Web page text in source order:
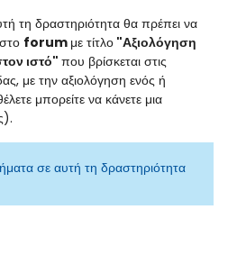
τη δραστηριότητα θα πρέπει να
forum με τίτλο "Αξιολόγηση
ιστό" που βρίσκεται στις
με την αξιολόγηση ενός ή
μπορείτε να κάνετε μια
σε αυτή τη δραστηριότητα